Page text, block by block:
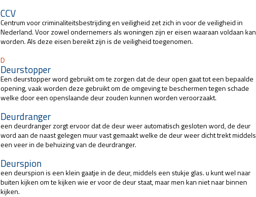
CCV
Centrum voor criminaliteitsbestrijding en veiligheid zet zich in voor de veiligheid in
Nederland. Voor zowel ondernemers als woningen zijn er eisen waaraan voldaan kan
worden. Als deze eisen bereikt zijn is de veiligheid toegenomen.
D
Deurstopper
Een deurstopper word gebruikt om te zorgen dat de deur open gaat tot een bepaalde
opening, vaak worden deze gebruikt om de omgeving te beschermen tegen schade
welke door een openslaande deur zouden kunnen worden veroorzaakt.
Deurdranger
een deurdranger zorgt ervoor dat de deur weer automatisch gesloten word, de deur
word aan de naast gelegen muur vast gemaakt welke de deur weer dicht trekt middels
een veer in de behuizing van de deurdranger.
Deurspion
een deurspion is een klein gaatje in de deur, middels een stukje glas. u kunt wel naar
buiten kijken om te kijken wie er voor de deur staat, maar men kan niet naar binnen
kijken.